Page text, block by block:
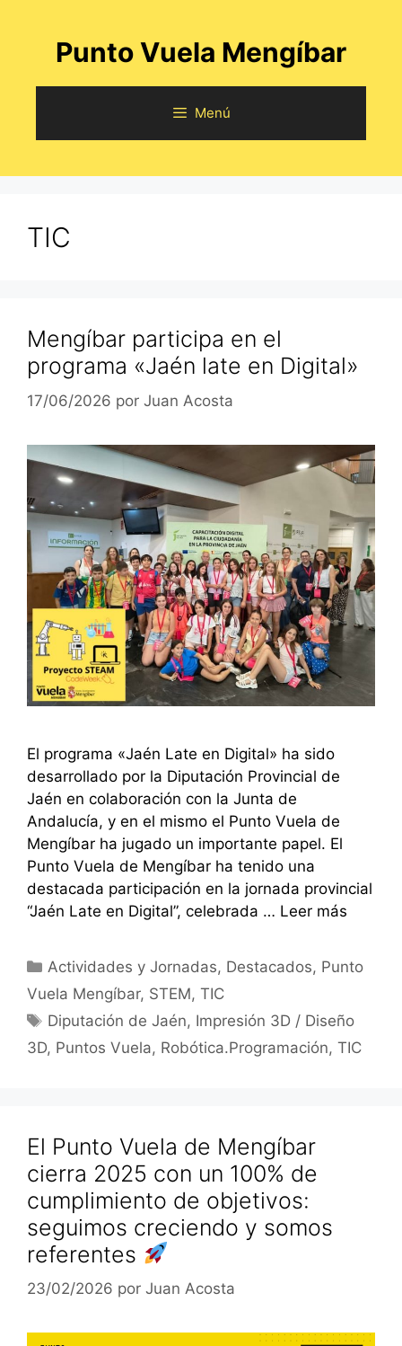
contenidoPunto Vuela Mengíbar
Menú
TIC
Mengíbar participa en el
programa «Jaén late en Digital»
17/06/2026 por Juan Acosta
El programa «Jaén Late en Digital» ha sido
desarrollado por la Diputación Provincial de
Jaén en colaboración con la Junta de
Andalucía, y en el mismo el Punto Vuela de
Mengíbar ha jugado un importante papel. El
Punto Vuela de Mengíbar ha tenido una
destacada participación en la jornada provincial
“Jaén Late en Digital”, celebrada … Leer más
Categorías
Actividades y Jornadas, Destacados, Punto
Vuela Mengíbar, STEM, TIC
Etiquetas
Diputación de Jaén, Impresión 3D / Diseño
3D, Puntos Vuela, Robótica.Programación, TIC
El Punto Vuela de Mengíbar
cierra 2025 con un 100% de
cumplimiento de objetivos:
seguimos creciendo y somos
referentes
23/02/2026 por Juan Acosta